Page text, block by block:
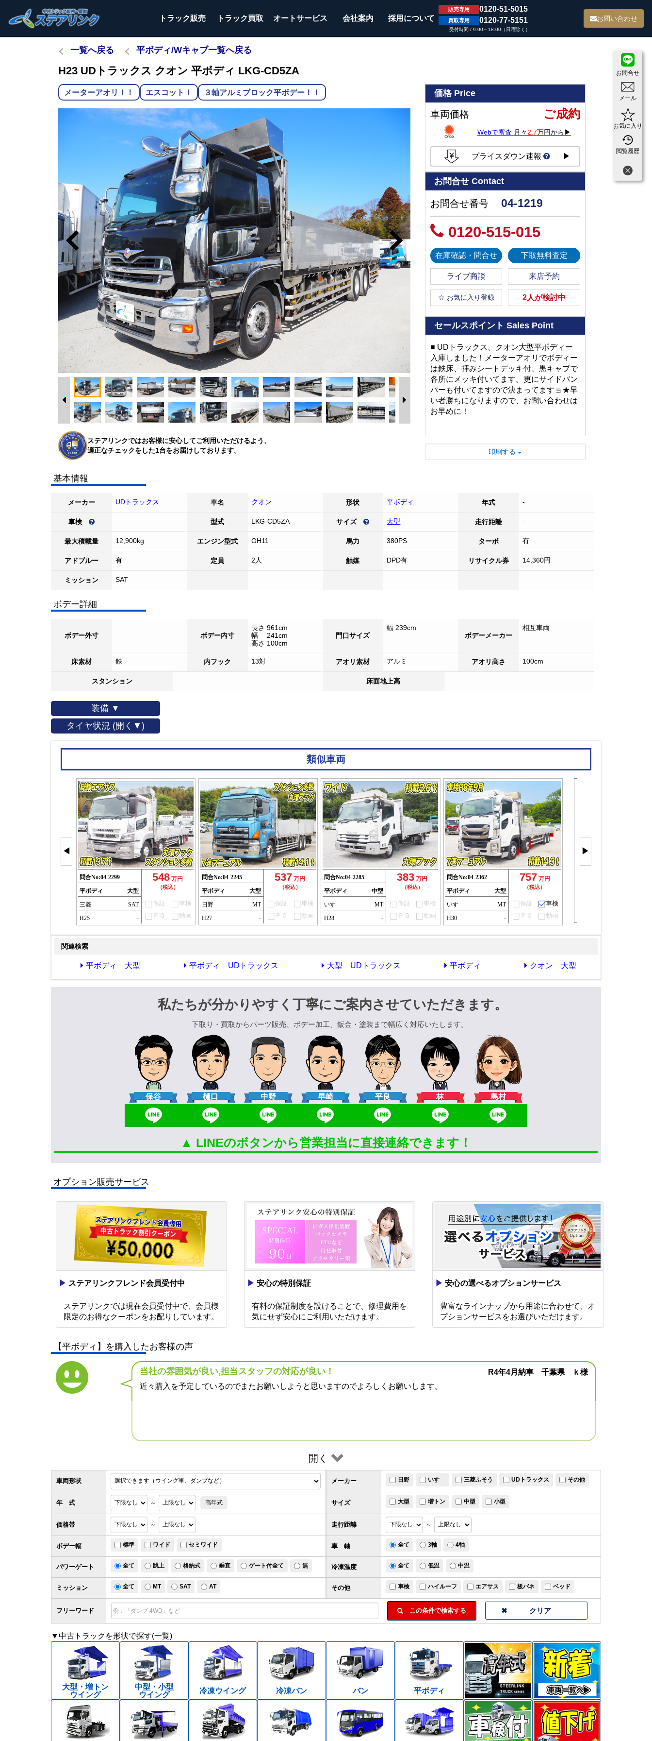
トラック販売 トラック買取 オートサービス 会社案内 採用について
販売専用 0120-51-5015
買取専用 0120-77-5151
受付時間 / 9:00～18:00（日曜除く）
お問い合わせ
お問合せ
メール
お気に入り
閲覧履歴
一覧へ戻る 平ボディ/Wキャブ一覧へ戻る
H23 UDトラックス クオン 平ボディ LKG-CD5ZA
メーターアオリ！！ エスコット！ ３軸アルミブロック平ボデー！！
ステアリンクではお客様に安心してご利用いただけるよう、
適正なチェックをした1台をお届けしております。
価格Price
車両価格 ご成約
Webで審査 月々 2.7万円から▶
プライスダウン速報 ▶
お問合せ Contact
お問合せ番号 04-1219
0120-515-015
在庫確認・問合せ 下取無料査定
ライブ商談 来店予約
☆ お気に入り登録 2人が検討中
セールスポイント Sales Point
■ UDトラックス、クオン大型平ボディー
入庫しました！メーターアオリでボディー
は鉄床、拝みシートデッキ付、黒キャブで
各所にメッキ付いてます。更にサイドバン
パーも付いてますので決まってますョ★早
い者勝ちになりますので、お問い合わせは
お早めに！
印刷する
基本情報
メーカー UDトラックス 車名 クオン 形状 平ボディ 年式 -
車検 型式 LKG-CD5ZA サイズ 大型 走行距離 -
最大積載量 12,900kg エンジン型式 GH11 馬力 380PS ターボ 有
アドブルー 有 定員 2人 触媒 DPD有 リサイクル券 14,360円
ミッション SAT
ボデー詳細
ボデー外寸 ボデー内寸
長さ 961cm
幅 241cm
高さ 100cm
門口サイズ
幅 239cm
ボデーメーカー
相互車両
床素材 鉄 内フック 13対 アオリ素材 アルミ アオリ高さ 100cm
スタンション 床面地上高
装備 ▼
タイヤ状況 (開く▼)
類似車両
◀
問合No:04-2299
平ボディ
大型
三菱
SAT
H25
-
548 万円
（税込）
保証
車検
ＰＧ
動画
問合No:04-2245
平ボディ
大型
日野
MT
H27
-
537 万円
（税込）
保証
車検
ＰＧ
動画
問合No:04-2285
平ボディ
中型
いすゞ
MT
H28
-
383 万円
（税込）
保証
車検
ＰＧ
動画
問合No:04-2362
平ボディ
大型
いすゞ
MT
H30
-
757 万円
（税込）
保証
車検
ＰＧ
動画
▶
関連検索
平ボディ 大型 平ボディ UDトラックス 大型 UDトラックス 平ボディ クオン 大型
私たちが分かりやすく丁寧にご案内させていただきます。
下取り・買取からパーツ販売、ボデー加工、鈑金・塗装まで幅広く対応いたします。
保谷 樋口 中野 早崎 平良 林 島村
▲ LINEのボタンから営業担当に直接連絡できます！
オプション販売サービス
▶ ステアリンクフレンド会員受付中
ステアリンクでは現在会員受付中で、会員様
限定のお得なクーポンをお配りしています。
▶ 安心の特別保証
有料の保証制度を設けることで、修理費用を
気にせず安心にご利用いただけます。
▶ 安心の選べるオプションサービス
豊富なラインナップから用途に合わせて、オ
プションサービスをお選びいただけます。
【平ボディ】を購入したお客様の声
当社の雰囲気が良い,担当スタッフの対応が良い！
R4年4月納車 千葉県 ｋ様
近々購入を予定しているのでまたお願いしようと思いますのでよろしくお願いします。
開く
車両形状
サイズ 大型 増トン 中型 小型
価格帯 ～
フリーワード この条件で検索する
メーカー 日野 いすゞ 三菱ふそう UDトラックス その他
年 式 ～ 高年式
走行距離 ～
ボデー幅 標準 ワイド セミワイド 車 軸 全て 3軸 4軸
パワーゲート 全て 跳上 格納式 垂直 ゲート付全て 無 冷凍温度 全て 低温 中温
ミッション 全て MT SAT AT その他 車検 ハイルーフ エアサス 板バネ ベッド
▼中古トラックを形状で探す(一覧)
大型・増トン
ウイング
中型・小型
ウイング
冷凍ウイング 冷凍バン バン 平ボディ